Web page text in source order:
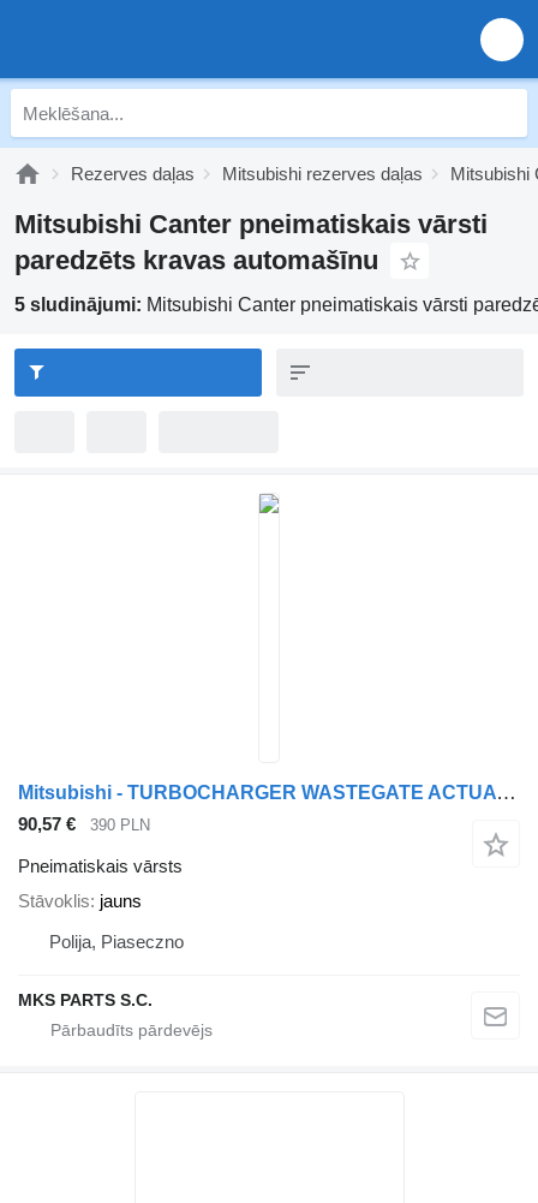
Rezerves daļas Mitsubishi rezerves daļas Mitsubishi
Mitsubishi Canter pneimatiskais vārsti
paredzēts kravas automašīnu
5 sludinājumi: Mitsubishi Canter pneimatiskais vārsti
Mitsubishi - TURBOCHARGER WASTEGATE ACTUATOR - pneimatiskais vārsts paredzēts Mitsubishi FUSO CANTER kravas automašīnas
90,57 € 390 PLN
Pneimatiskais vārsts
Stāvoklis jauns
Polija, Piaseczno
MKS PARTS S.C.